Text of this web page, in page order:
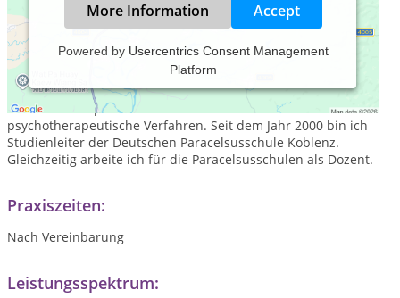
More Information Accept
Powered by Usercentrics Consent Management
Platform
Ich bin 1957 in Koblenz geboren, Vater von zwei Kindern, war
29 Jahre Beamter im Kommunaldienst, Dipl. Verw-Wirt FH und
seit 1999 Heilkpraktiker für Naturheilverfahren und
psychotherapeutische Verfahren. Seit dem Jahr 2000 bin ich
Studienleiter der Deutschen Paracelsusschule Koblenz.
Gleichzeitig arbeite ich für die Paracelsusschulen als Dozent.
Praxiszeiten:
Nach Vereinbarung
Leistungsspektrum: